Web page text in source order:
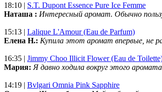
18:10 | S.T. Dupont Essence Pure Ice Femme
Наташа : Интересный аромат. Обычно
15:13 | Lalique L'Amour (Eau de Parfum)
Елена Н.: Купила этот аромат впервые, не
16:35 | Jimmy Choo Illicit Flower (Eau de
Мария: Я давно ходила вокруг этого
14:19 | Bvlgari Omnia Pink Sapphire